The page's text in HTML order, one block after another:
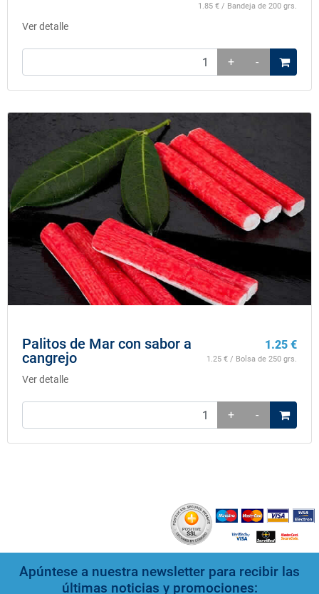
1.85 € / Bandeja de 200 grs.
Ver detalle
+ -
Palitos de Mar con sabor a
cangrejo
1.25 €
1.25 € / Bolsa de 250 grs.
Ver detalle
+ -
Apúntese a nuestra newsletter para recibir las
últimas noticias y promociones: